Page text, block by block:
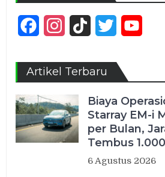
FacebookInstagram
TikTok Twitter
Artikel Terbaru
Biaya
Starray EM-i
per Bulan,
Tembus
6 Agustus 2026